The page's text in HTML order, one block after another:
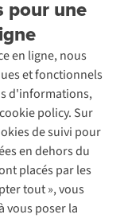
pour une
en ligne, nous
et fonctionnels
d'informations,
policy. Sur
de suivi pour
en dehors du
placés par les
tout », vous
vous poser la